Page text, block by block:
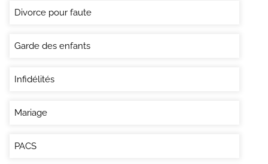
Divorce pour faute
Garde des enfants
Infidélités
Mariage
PACS